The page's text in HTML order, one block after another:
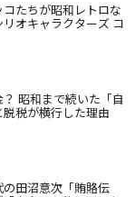
たちが昭和レトロな
オキャラクターズ コ
昭和まで続いた「自
税が横行した理由
田沼意次「賄賂伝